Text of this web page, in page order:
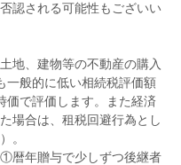
認される可能性もございい
地、建物等の不動産の購入
一般的に低い相続税評価額
価で評価します。また経済
場合は、租税回避行為とし
。
暦年贈与で少しずつ後継者